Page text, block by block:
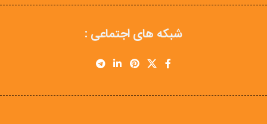
شبکه های اجتماعی :